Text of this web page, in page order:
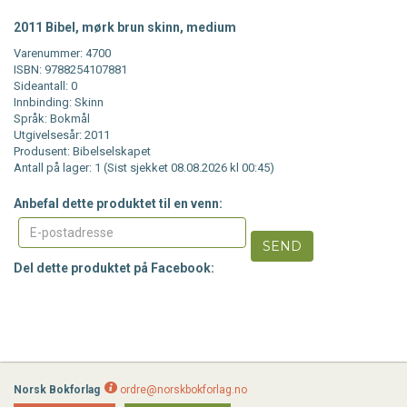
2011 Bibel, mørk brun skinn, medium
Varenummer: 4700
ISBN: 9788254107881
Sideantall: 0
Innbinding: Skinn
Språk: Bokmål
Utgivelsesår: 2011
Produsent: Bibelselskapet
Antall på lager: 1 (Sist sjekket 08.08.2026 kl 00:45)
Anbefal dette produktet til en venn:
SEND
Del dette produktet på Facebook:
Norsk Bokforlag
ordre@norskbokforlag.no